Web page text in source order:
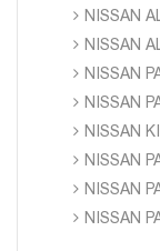
NISSAN
NISSAN
NISSAN
NISSAN
NISSAN
NISSAN
NISSAN
NISSAN